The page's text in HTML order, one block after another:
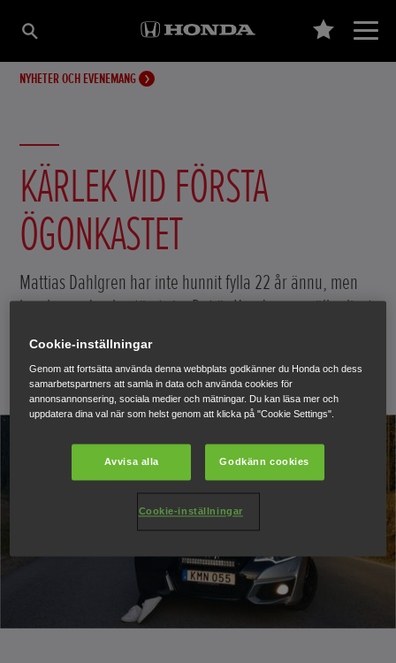
NYHETER OCH EVENEMANG
KÄRLEK VID FÖRSTA
ÖGONKASTET
Mattias Dahlgren har inte hunnit fylla 22 år ännu, men
han har redan bestämt sig. Det är Honda som gäller livet
27 maj 2017
Cookie-inställningar
Genom att fortsätta använda denna webbplats godkänner du Honda och dess
samarbetspartners att samla in data och använda cookies för
annonsannonsering, sociala medier och mätningar. Du kan läsa mer och
uppdatera dina val när som helst genom att klicka på "Cookie Settings".
Avvisa alla Godkänn cookies
Cookie-inställningar